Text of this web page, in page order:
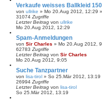
Verkaufe weisses Ballkleid
von ullrike » Mo 20.Aug 2012, 12:29
31074 Zugriffe
Letzter Beitrag von ullrike
Mo 20.Aug 2012, 12:29
Spam-Anmeldungen
von Sir Charles » Mo 20.Aug 2012,
62783 Zugriffe
Letzter Beitrag von Sir Charles
Mo 20.Aug 2012, 9:05
Suche Tanzpartner
von lisa-tirol » So 25.Mär 2012, 13:19
26994 Zugriffe
Letzter Beitrag von lisa-tirol
So 25.Mär 2012, 13:19